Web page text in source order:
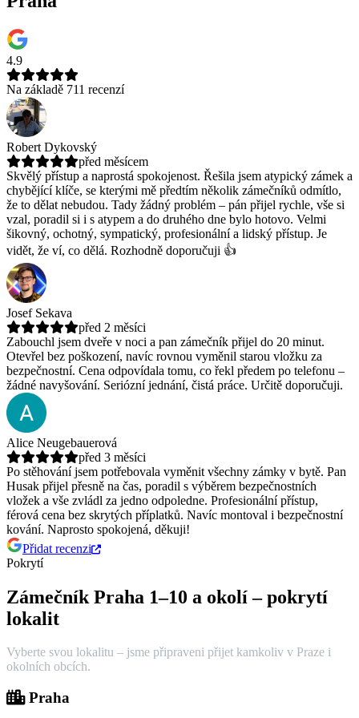
4.9
Na základě 711 recenzí
Robert Dykovský
před měsícem
Skvělý přístup a naprostá spokojenost. Řešila jsem atypický zámek a
chybějící klíče, se kterými mě předtím několik zámečníků odmítlo,
že to dělat nebudou. Tady žádný problém – pán přijel rychle, vše si
vzal, poradil si i s atypem a do druhého dne bylo hotovo. Velmi
šikovný, ochotný, sympatický, profesionální a lidský přístup. Je
vidět, že ví, co dělá. Rozhodně doporučuji 👍
Josef Sekava
před 2 měsíci
Zabouchl jsem dveře v noci a pan zámečník přijel do 20 minut.
Otevřel bez poškození, navíc rovnou vyměnil starou vložku za
bezpečnostní. Cena odpovídala tomu, co řekl předem po telefonu –
žádné navyšování. Seriózní jednání, čistá práce. Určitě doporučuji.
Alice Neugebauerová
před 3 měsíci
Po stěhování jsem potřebovala vyměnit všechny zámky v bytě. Pan
Husak přijel přesně na čas, poradil s výběrem bezpečnostních
vložek a vše zvládl za jedno odpoledne. Profesionální přístup,
férová cena bez skrytých příplatků. Navíc montoval i bezpečnostní
kování. Naprosto spokojená, děkuji!
Přidat recenzi
Pokrytí
Zámečník Praha 1–10 a okolí – pokrytí
lokalit
Vyberte svou lokalitu – jsme připraveni přijet kamkoliv v Praze i
okolních obcích.
Praha